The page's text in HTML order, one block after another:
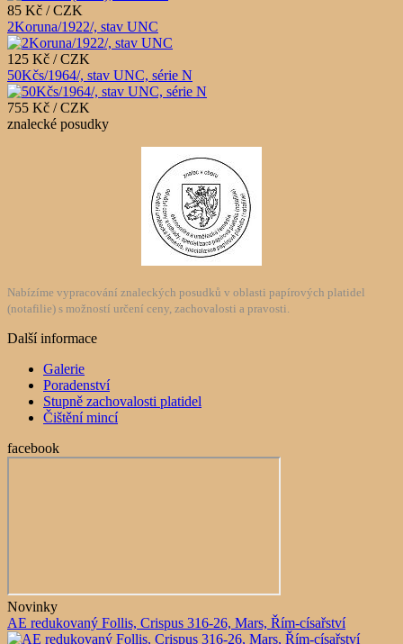
85 Kč / CZK
2Koruna/1922/, stav UNC
125 Kč / CZK
50Kčs/1964/, stav UNC, série N
755 Kč / CZK
znalecké posudky
Nabízíme vypracování znaleckých posudků v oblasti papírových platidel
(notafilie) s možností určení ceny, zachovalosti a pravosti.
Další informace
Galerie
Poradenství
Stupně zachovalosti platidel
Čištění mincí
facebook
Novinky
AE redukovaný Follis, Crispus 316-26, Mars, Řím-císařství